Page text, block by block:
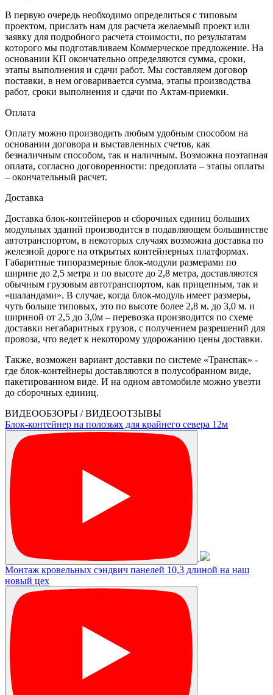
В первую очередь необходимо определиться с типовым
проектом, прислать нам для расчета желаемый проект или
заявку для подробного расчета стоимости, по результатам
которого мы подготавливаем Коммерческое предложение. На
основании КП окончательно определяются сумма, сроки,
этапы выполнения и сдачи работ. Мы составляем договор
поставки, в нем оговаривается сумма, этапы производства
работ, сроки выполнения и сдачи по Актам-приемки.
Оплата
Оплату можно производить любым удобным способом на
основании договора и выставленных счетов, как
безналичным способом, так и наличным. Возможна поэтапная
оплата, согласно договоренности: предоплата – этапы оплаты
– окончательный расчет.
Доставка
Доставка блок-контейнеров и сборочных единиц больших
модульных зданий производится в подавляющем большинстве
автотранспортом, в некоторых случаях возможна доставка по
железной дороге на открытых контейнерных платформах.
Габаритные типоразмерные блок-модули размерами по
ширине до 2,5 метра и по высоте до 2,8 метра, доставляются
обычным грузовым автотранспортом, как прицепным, так и
«шаландами». В случае, когда блок-модуль имеет размеры,
чуть больше типовых, это по высоте более 2,8 м. до 3,0 м. и
шириной от 2,5 до 3,0м – перевозка производится по схеме
доставки негабаритных грузов, с получением разрешений для
провоза, что ведет к некоторому удорожанию цены доставки.
Также, возможен вариант доставки по системе «Транспак» -
где блок-контейнеры доставляются в полусобранном виде,
пакетированном виде. И на одном автомобиле можно увезти
до сборочных единиц.
ВИДЕООБЗОРЫ / ВИДЕООТЗЫВЫ
Блок-контейнер на полозьях для крайнего севера 12м
Монтаж кровельных сэндвич панелей 10,3 длиной на наш
новый цех